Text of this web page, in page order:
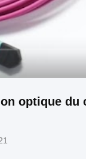
optique du